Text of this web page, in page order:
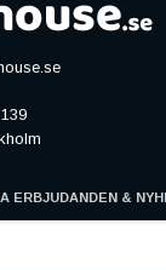
ERBJUDANDEN &